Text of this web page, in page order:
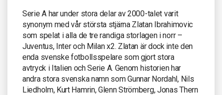
Serie A har under stora delar av 2000-talet varit
synonym med vår största stjärna Zlatan Ibrahimovic
som spelat i alla de tre randiga storlagen i norr –
Juventus, Inter och Milan x2. Zlatan är dock inte den
enda svenske fotbollsspelare som gjort stora
avtryck i Italien och Serie A. Genom historien har
andra stora svenska namn som Gunnar Nordahl, Nils
Liedholm, Kurt Hamrin, Glenn Strömberg, Jonas Thern